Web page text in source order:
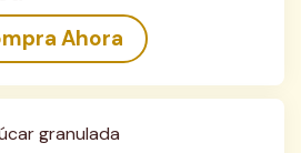
Ahora
granulada